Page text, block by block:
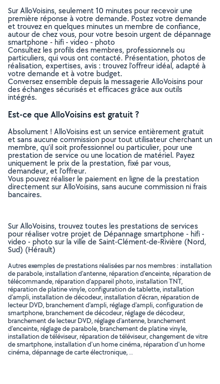
Sur AlloVoisins, seulement 10 minutes pour recevoir une
première réponse à votre demande. Postez votre demande
et trouvez en quelques minutes un membre de confiance,
autour de chez vous, pour votre besoin urgent de dépannage
smartphone - hifi - video - photo
Consultez les profils des membres, professionnels ou
particuliers, qui vous ont contacté. Présentation, photos de
réalisation, expertises, avis : trouvez l'offreur idéal, adapté à
votre demande et à votre budget.
Conversez ensemble depuis la messagerie AlloVoisins pour
des échanges sécurisés et efficaces grâce aux outils
intégrés.
Est-ce que AlloVoisins est gratuit ?
Absolument ! AlloVoisins est un service entièrement gratuit
et sans aucune commission pour tout utilisateur cherchant un
membre, qu’il soit professionnel ou particulier, pour une
prestation de service ou une location de matériel. Payez
uniquement le prix de la prestation, fixé par vous,
demandeur, et l’offreur.
Vous pouvez réaliser le paiement en ligne de la prestation
directement sur AlloVoisins, sans aucune commission ni frais
bancaires.
Sur AlloVoisins, trouvez toutes les prestations de services
pour réaliser votre projet de Dépannage smartphone - hifi -
video - photo sur la ville de Saint-Clément-de-Rivière (Nord,
Sud) (Hérault)
Autres exemples de prestations réalisées par nos membres : installation
de parabole, installation d'antenne, réparation d'enceinte, réparation de
télécommande, réparation d'appareil photo, installation TNT,
réparation de platine vinyle, configuration de tablette, installation
d'ampli, installation de décodeur, installation d'écran, réparation de
lecteur DVD, branchement d'ampli, réglage d'ampli, configuration de
smartphone, branchement de décodeur, réglage de décodeur,
branchement de lecteur DVD, réglage d'antenne, branchement
d'enceinte, réglage de parabole, branchement de platine vinyle,
installation de téléviseur, réparation de téléviseur, changement de vitre
de smartphone, installation d'un home cinéma, réparation d'un home
cinéma, dépannage de carte électronique, ..